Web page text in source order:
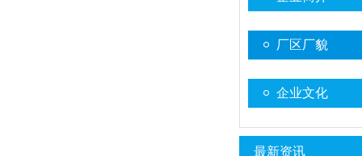
厂区厂貌
企业文化
最新资讯